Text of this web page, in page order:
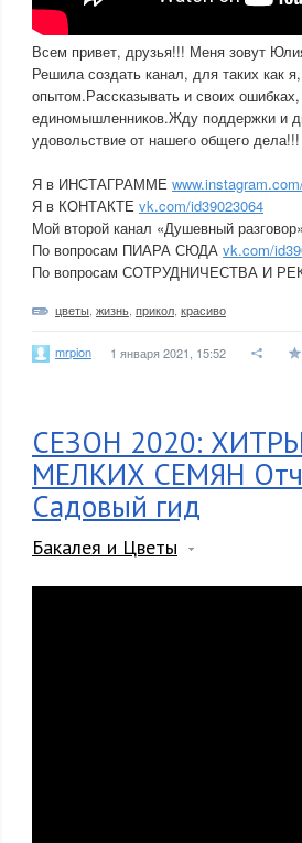
Всем привет, друзья!!! Меня зовут
Решила создать канал, для таких как
опытом.Рассказывать и своих
единомышленников.Жду поддержки и
удовольствие от нашего общего дела!!!
Я в ИНСТАГРАММЕ
Я в КОНТАКТЕ vk.com/id39023064
Мой второй канал «Душевный разговор»
По вопросам ПИАРА СЮДА vk.com/
По вопросам СОТРУДНИЧЕСТВА И
цветы жизнь прикол красиво
mrpion 1 января 2021, 15:52
СЕЗОН 2020:
МЕЛКИХ СЕМЯН
Садовый гид
Бакалея и Цветы